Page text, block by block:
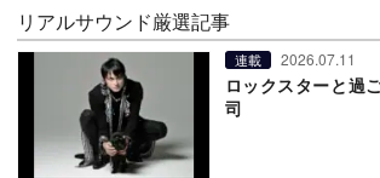
リアルサウンド厳選記事
連載 2026.07.11
ロックスターと過
司